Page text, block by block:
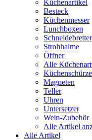
Küchenartikel
Besteck
Küchenmesser
Lunchboxen
Schneidebretter
Strohhalme
Öffner
Alle
Magneten
Teller
Uhren
Untersetzer
Wein-Zubehör
Alle Artikel
Alle Artikel